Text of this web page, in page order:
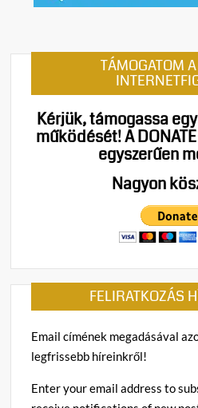
TÁMOGATOM
Kérjük, támogassa
működését!A
egyszerűen
Nagyon
FELIRATKOZÁS
Email címének megadásával
legfrissebb híreinkről!
Enter your email address to